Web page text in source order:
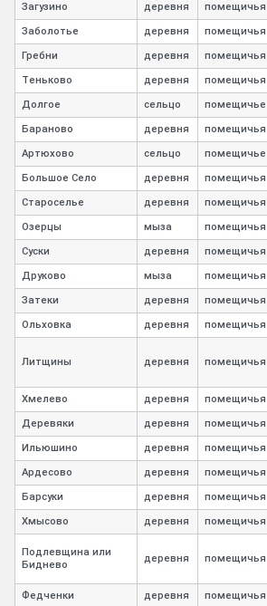
Загузино деревня помещичья
Заболотье деревня помещичья
Гребни деревня помещичья
Теньково деревня помещичья
Долгое сельцо помещичье
Бараново деревня помещичья
Артюхово сельцо помещичье
Большое Село деревня помещичья
Староселье деревня помещичья
Озерцы мыза помещичья
Суски деревня помещичья
Друково мыза помещичья
Затеки деревня помещичья
Ольховка деревня помещичья
Литщины деревня помещичья
Хмелево деревня помещичья
Деревяки деревня помещичья
Ильюшино деревня помещичья
Ардесово деревня помещичья
Барсуки деревня помещичья
Хмысово деревня помещичья
Подлевщина или
Биднево
деревня помещичья
Федченки деревня помещичья